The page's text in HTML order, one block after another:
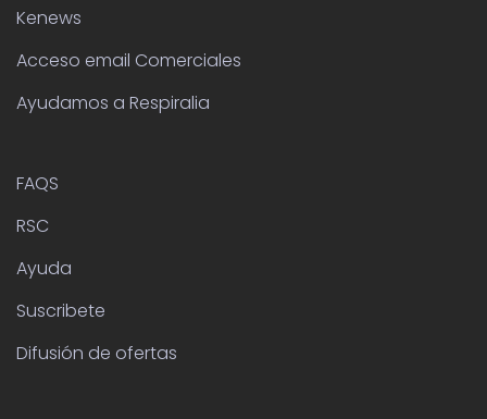
Kenews
Acceso email Comerciales
Ayudamos a Respiralia
FAQS
RSC
Ayuda
Suscribete
Difusión de ofertas